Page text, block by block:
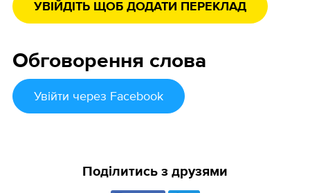
УВІЙДІТЬ ЩОБ ДОДАТИ ПЕРЕКЛАД
Обговорення слова
Увійти через Facebook
Поділитись з друзями